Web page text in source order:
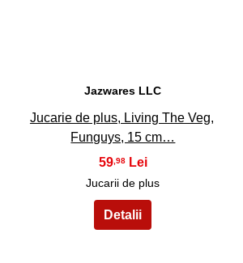
Jazwares LLC
Jucarie de plus, Living The Veg,
Funguys, 15 cm…
59,98
Jucarii de plus